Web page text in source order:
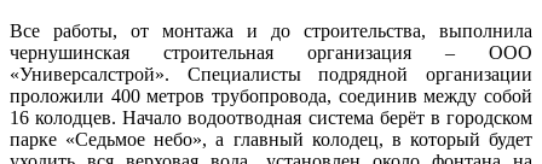
Все работы, от монтажа и до строительства, выполнила
чернушинская строительная организация – ООО
«Универсалстрой». Специалисты подрядной организации
проложили 400 метров трубопровода, соединив между собой
16 колодцев. Начало водоотводная система берёт в городском
парке «Седьмое небо», а главный колодец, в который будет